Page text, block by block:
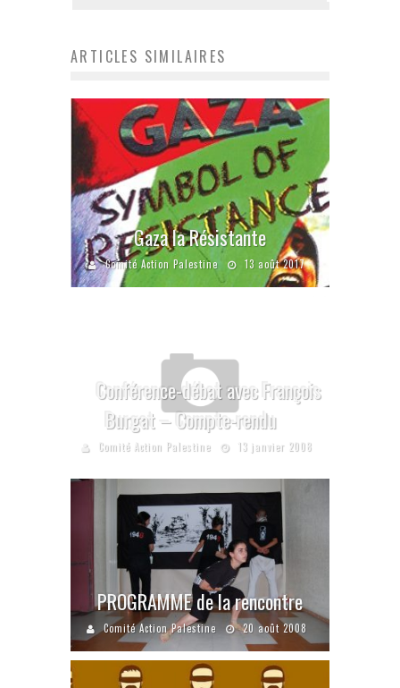
ARTICLES SIMILAIRES
Gaza la Résistante
Comité Action Palestine 13 août 2017
Conférence-débat avec François
Burgat – Compte-rendu
Comité Action Palestine 13 janvier 2008
PROGRAMME de la rencontre
Comité Action Palestine 20 août 2008